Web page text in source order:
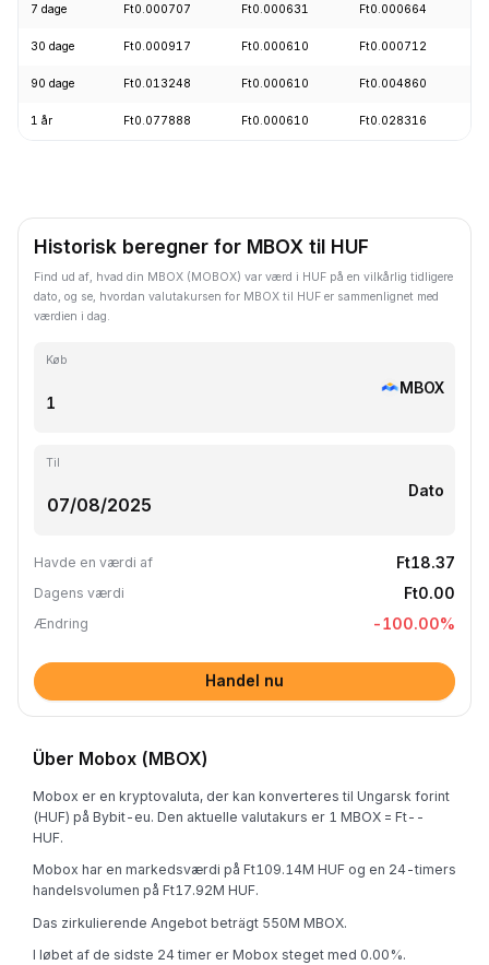
7 dage Ft0.000707 Ft0.000631 Ft0.000664
30 dage Ft0.000917 Ft0.000610 Ft0.000712
90 dage Ft0.013248 Ft0.000610 Ft0.004860
1 år Ft0.077888 Ft0.000610 Ft0.028316
Historisk beregner for MBOX til HUF
Find ud af, hvad din MBOX (MOBOX) var værd i HUF på en vilkårlig tidligere
dato, og se, hvordan valutakursen for MBOX til HUF er sammenlignet med
værdien i dag.
Køb
MBOX
Til
Dato
Havde en værdi af Ft18.37
Dagens værdi Ft0.00
Ændring -100.00%
Handel nu
Über Mobox (MBOX)
Mobox er en kryptovaluta, der kan konverteres til Ungarsk forint
(HUF) på Bybit-eu. Den aktuelle valutakurs er 1 MBOX = Ft--
HUF.
Mobox har en markedsværdi på Ft109.14M HUF og en 24-timers
handelsvolumen på Ft17.92M HUF.
Das zirkulierende Angebot beträgt 550M MBOX.
I løbet af de sidste 24 timer er Mobox steget med 0.00%.